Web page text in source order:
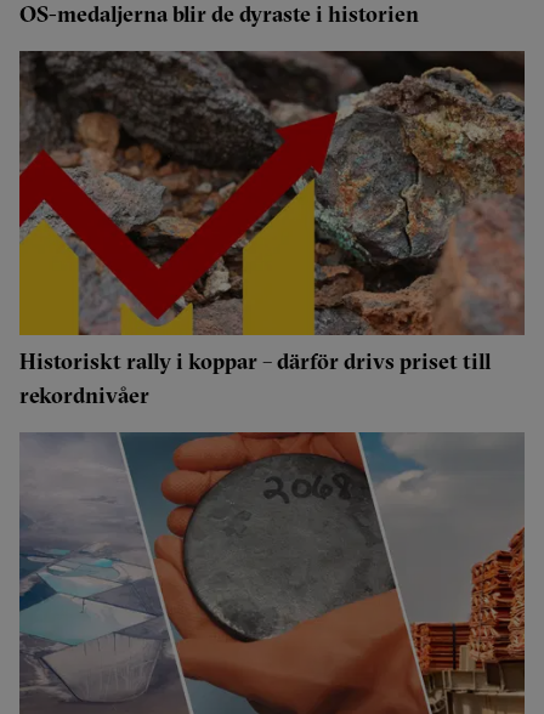
OS-medaljerna blir de dyraste i historien
Historiskt rally i koppar – därför drivs priset till
rekordnivåer